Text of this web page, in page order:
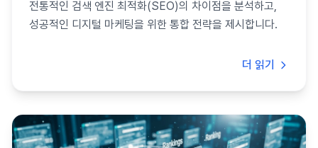
전통적인 검색 엔진 최적화(SEO)의 차이점을 분석하고,
성공적인 디지털 마케팅을 위한 통합 전략을 제시합니다.
더 읽기